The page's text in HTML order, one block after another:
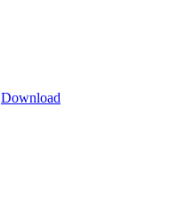
Download